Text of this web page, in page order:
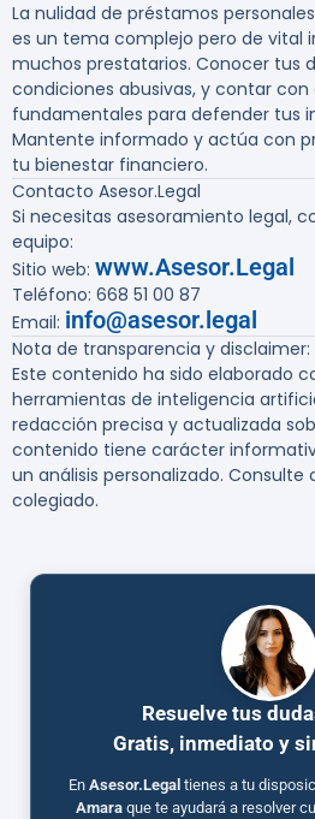
La nulidad de préstamos
es un tema complejo pero de vital
muchos prestatarios. Conocer tus
condiciones abusivas, y contar con
fundamentales para defender tus
Mantente informado y actúa con
tu bienestar financiero.
Contacto Asesor.Legal
Si necesitas asesoramiento legal,
equipo:
Sitio web: www.Asesor.Legal
Teléfono: 668 51 00 87
Email: info@asesor.legal
Nota de transparencia y disclaimer:
Este contenido ha sido elaborado
herramientas de inteligencia
redacción precisa y actualizada
contenido tiene carácter
un análisis personalizado. Consulte
colegiado.
Resuelve tus
Gratis, inmediato y
En Asesor.Legal tienes a tu
Amaraque te ayudará a resolver